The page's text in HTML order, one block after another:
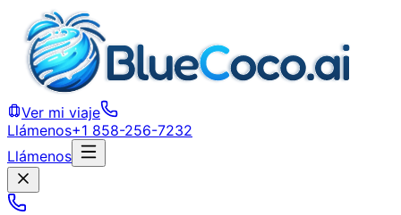
Ver mi viaje
Llámenos+1 858-256-7232
Llámenos